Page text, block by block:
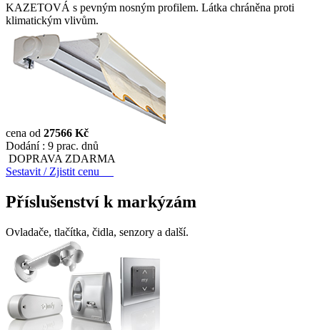
KAZETOVÁ s pevným nosným profilem. Látka chráněna proti
klimatickým vlivům.
cena od 27566 Kč
Dodání : 9 prac. dnů
DOPRAVA ZDARMA
Sestavit / Zjistit cenu
Příslušenství k markýzám
Ovladače, tlačítka, čidla, senzory a další.